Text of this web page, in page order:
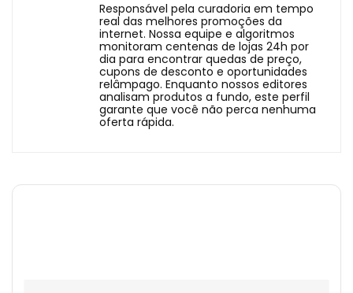
Responsável pela curadoria em tempo
real das melhores promoções da
internet. Nossa equipe e algoritmos
monitoram centenas de lojas 24h por
dia para encontrar quedas de preço,
cupons de desconto e oportunidades
relâmpago. Enquanto nossos editores
analisam produtos a fundo, este perfil
garante que você não perca nenhuma
oferta rápida.